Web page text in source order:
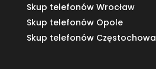
Skup telefonów Wrocław
Skup telefonów Opole
Skup telefonów Częstochowa